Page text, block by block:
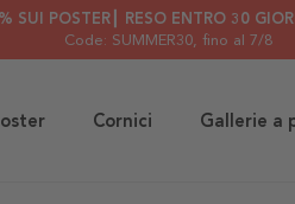
SUI POSTER┃ RESO ENTRO 30
Code: SUMMER30, fino al 7/8
Cornici Gallerie a